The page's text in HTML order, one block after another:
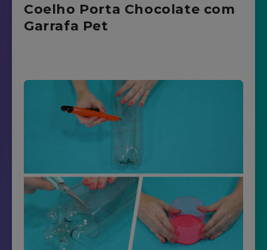
Coelho Porta Chocolate com
Garrafa Pet